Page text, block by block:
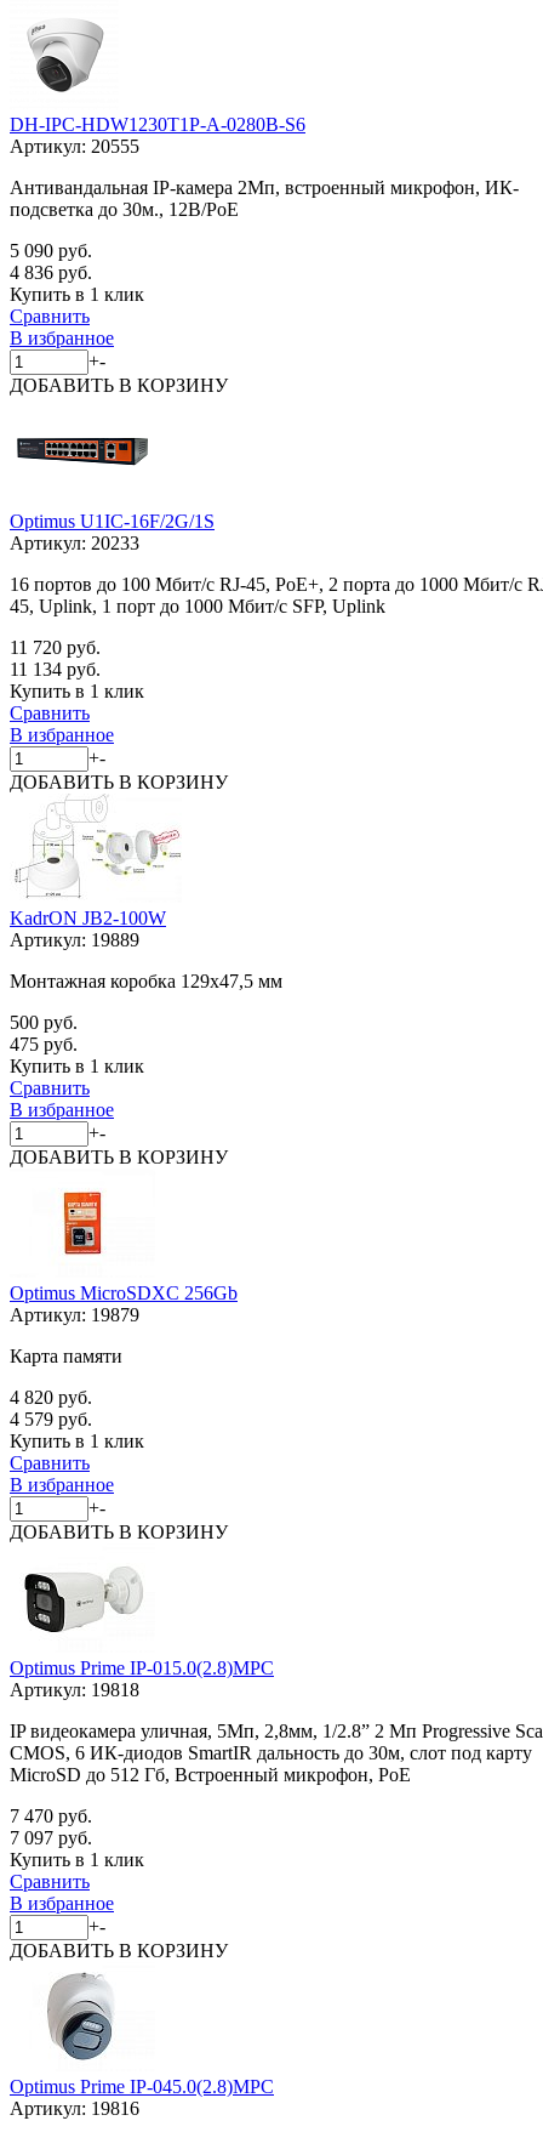
DH-IPC-HDW1230T1P-A-0280B-S6
Артикул: 20555
Антивандальная IP-камера 2Мп, встроенный микрофон, ИК-
подсветка до 30м., 12В/PoE
5 090 руб.
4 836 руб.
Купить в 1 клик
Сравнить
В избранное
+-
ДОБАВИТЬ В КОРЗИНУ
Optimus U1IC-16F/2G/1S
Артикул: 20233
16 портов до 100 Мбит/с RJ-45, PoE+, 2 порта до 1000 Мбит/с
45, Uplink, 1 порт до 1000 Мбит/с SFP, Uplink
11 720 руб.
11 134 руб.
Купить в 1 клик
Сравнить
В избранное
+-
ДОБАВИТЬ В КОРЗИНУ
KadrON JB2-100W
Артикул: 19889
Монтажная коробка 129x47,5 мм
500 руб.
475 руб.
Купить в 1 клик
Сравнить
В избранное
+-
ДОБАВИТЬ В КОРЗИНУ
Optimus MicroSDXC 256Gb
Артикул: 19879
Карта памяти
4 820 руб.
4 579 руб.
Купить в 1 клик
Сравнить
В избранное
+-
ДОБАВИТЬ В КОРЗИНУ
Optimus Prime IP-015.0(2.8)MPC
Артикул: 19818
IP видеокамера уличная, 5Мп, 2,8мм, 1/2.8” 2 Мп Progressive
CMOS, 6 ИК-диодов SmartIR дальность до 30м, слот под карту
MicroSD до 512 Гб, Встроенный микрофон, PoE
7 470 руб.
7 097 руб.
Купить в 1 клик
Сравнить
В избранное
+-
ДОБАВИТЬ В КОРЗИНУ
Optimus Prime IP-045.0(2.8)MPC
Артикул: 19816